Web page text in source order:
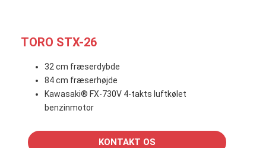
TORO STX-26
32 cm fræserdybde
84 cm fræserhøjde
Kawasaki® FX-730V 4-takts luftkølet
benzinmotor
KONTAKT OS